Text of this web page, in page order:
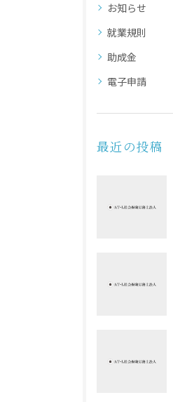
お知らせ
就業規則
助成金
電子申請
最近の投稿